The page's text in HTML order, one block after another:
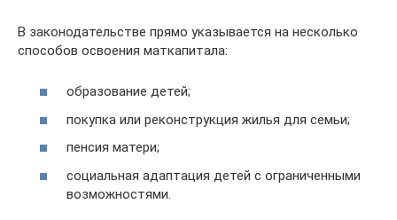
В законодательстве прямо указывается на несколько
способов освоения маткапитала:
образование детей;
покупка или реконструкция жилья для семьи;
пенсия матери;
социальная адаптация детей с ограниченными
возможностями.